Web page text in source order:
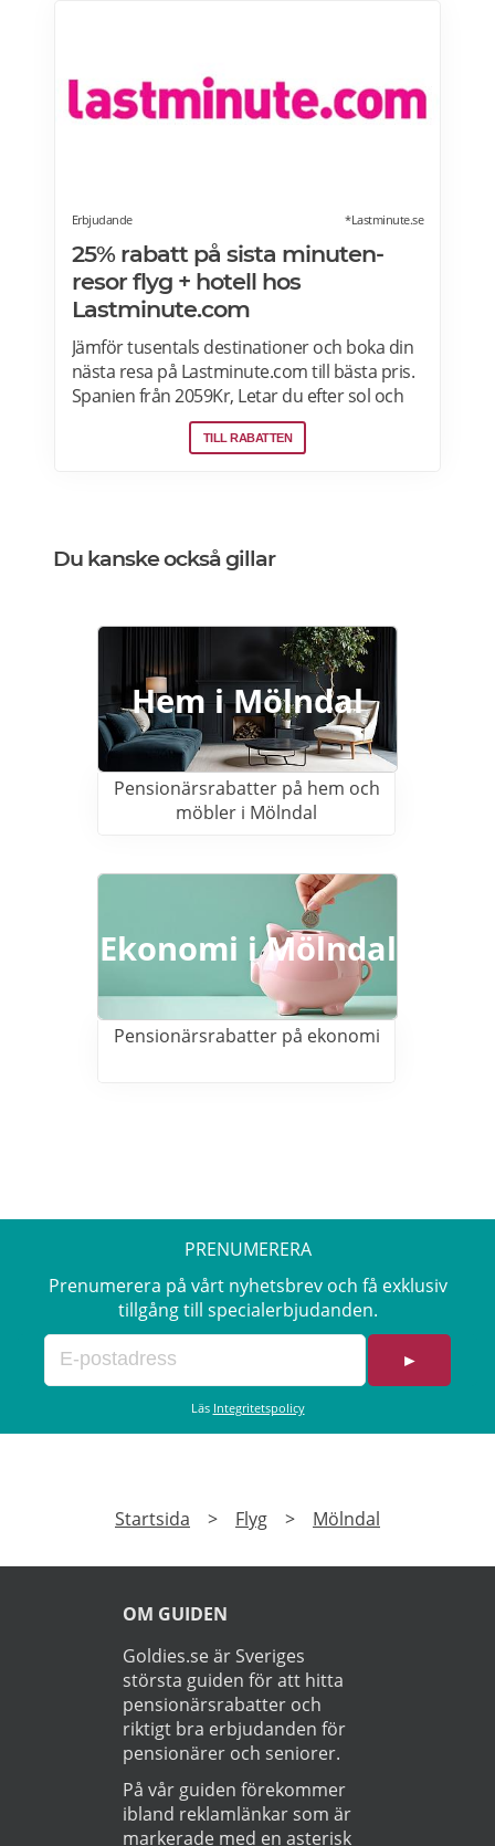
Erbjudande *Lastminute.se
25% rabatt på sista minuten-
resor flyg + hotell hos
Lastminute.com
Jämför tusentals destinationer och boka din
nästa resa på Lastminute.com till bästa pris.
Spanien från 2059Kr, Letar du efter sol och
hav? Boka flyg + hotell på Lastminute.com
och koppla av i sanden. Läs mer om aktuella
TILL RABATTEN
Du kanske också gillar
Hem i Mölndal
Pensionärsrabatter på hem och
möbler i Mölndal
Ekonomi i Mölndal
Pensionärsrabatter på ekonomi
PRENUMERERA
Prenumerera på vårt nyhetsbrev och få exklusiv
tillgång till specialerbjudanden.
►
Läs Integritetspolicy
Startsida > Flyg > Mölndal
OM GUIDEN
Goldies.se är Sveriges
största guiden för att hitta
pensionärsrabatter och
riktigt bra erbjudanden för
pensionärer och seniorer.
På vår guiden förekommer
ibland reklamlänkar som är
markerade med en asterisk